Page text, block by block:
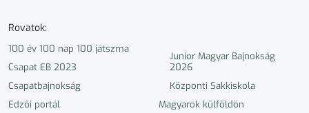
Rovatok:
100 év 100 nap 100 játszma
Csapat EB 2023
Csapatbajnokság
Edzői portál
Junior Magyar Bajnokság
2026
Központi Sakkiskola
Magyarok külföldön